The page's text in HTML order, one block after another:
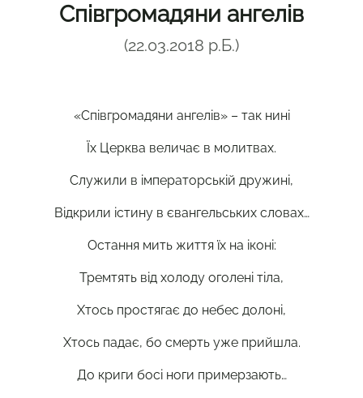
Співгромадяни ангелів
(22.03.2018 р.Б.)
«Співгромадяни ангелів» – так нині
Їх Церква величає в молитвах.
Служили в імператорській дружині,
Відкрили істину в євангельських словах…
Остання мить життя їх на іконі:
Тремтять від холоду оголені тіла,
Хтось простягає до небес долоні,
Хтось падає, бо смерть уже прийшла.
До криги босі ноги примерзають…